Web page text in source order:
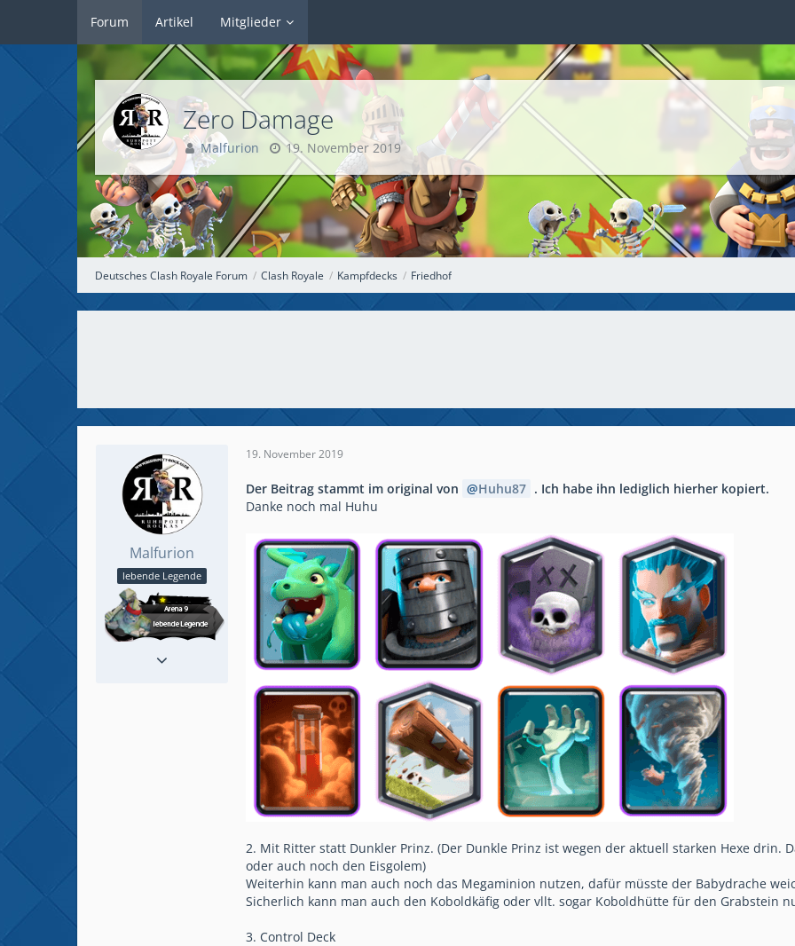
Forum Artikel Mitglieder
Deutsches Clash Royale Forum Clash Royale Kampfdecks Friedhof
Zero Damage
Malfurion 19. November 2019
Malfurion
lebende Legende
19. November 2019
Der Beitrag stammt im original von Huhu87 . Ich habe ihn lediglich hierher kopiert.
Danke noch mal Huhu
2. Mit Ritter statt Dunkler Prinz. (Der Dunkle Prinz ist wegen der aktuell starken Hexe drin.
oder auch noch den Eisgolem)
Weiterhin kann man auch noch das Megaminion nutzen, dafür müsste der Babydrache
Sicherlich kann man auch den Koboldkäfig oder vllt. sogar Koboldhütte für den Grabstein
3. Control Deck